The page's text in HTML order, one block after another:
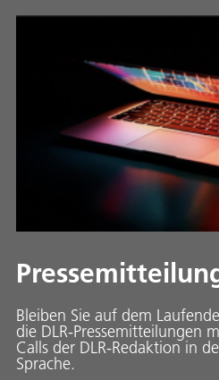
Bleiben Sie auf dem
die DLR-Pressemitteilungen
Calls der DLR-Redaktion in
Sprache.